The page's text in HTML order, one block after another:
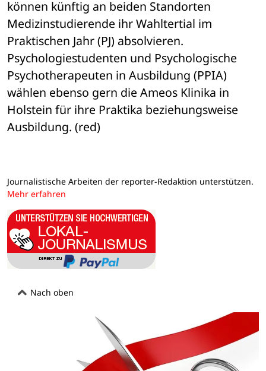
können künftig an beiden Standorten
Medizinstudierende ihr Wahltertial im
Praktischen Jahr (PJ) absolvieren.
Psychologiestudenten und Psychologische
Psychotherapeuten in Ausbildung (PPIA)
wählen ebenso gern die Ameos Klinika in
Holstein für ihre Praktika beziehungsweise
Ausbildung. (red)
Journalistische Arbeiten der reporter-Redaktion unterstützen.
Mehr erfahren
Nach oben